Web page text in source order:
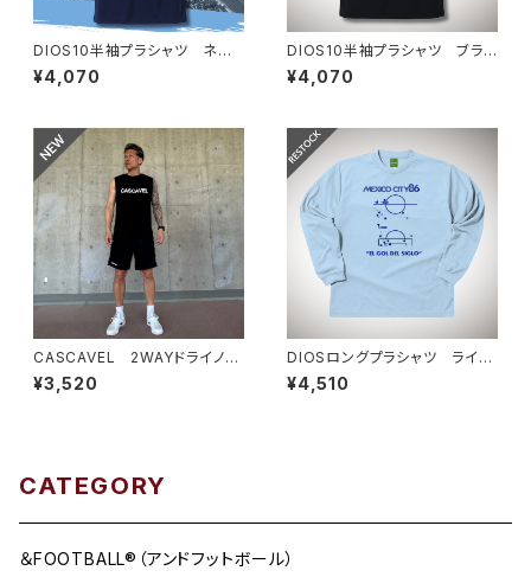
DIOS10半袖プラシャツ ネイ
ビー×アルゼンチンブルー
¥4,070
DIOS10半袖プラシャツ ブラッ
ク×アルゼンチンブルー
¥4,070
CASCAVEL 2WAYドライノー
スリーブ ブラック
¥3,520
DIOSロングプラシャツ ライト
ブルー
¥4,510
CATEGORY
＆FOOTBALL®（アンドフットボール）